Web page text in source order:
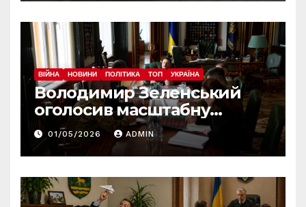
ВІЙНА НОВИНИ ПОЛІТИКА ТОП УКРАЇНА
Володимир Зеленський
оголосив масштабну
реформу армії: що
зміниться вже з червня
01/05/2026 ADMIN